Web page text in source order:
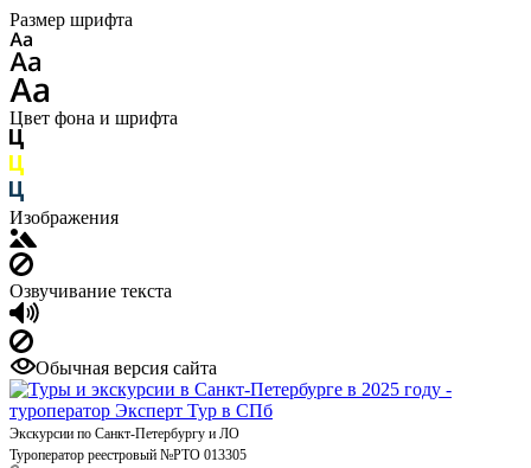
Размер шрифта
Цвет фона и шрифта
Изображения
Озвучивание текста
Обычная версия сайта
Экскурсии по Санкт-Петербургу и ЛО
Туроператор реестровый №РТО 013305